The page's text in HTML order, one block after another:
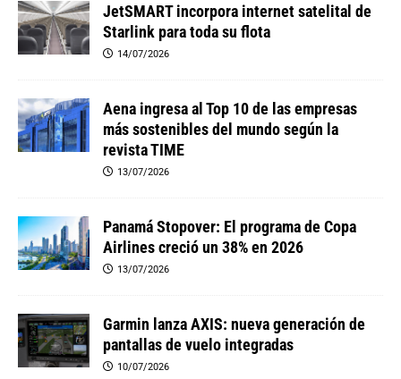
JetSMART incorpora internet satelital de
Starlink para toda su flota
14/07/2026
Aena ingresa al Top 10 de las empresas
más sostenibles del mundo según la
revista TIME
13/07/2026
Panamá Stopover: El programa de Copa
Airlines creció un 38% en 2026
13/07/2026
Garmin lanza AXIS: nueva generación de
pantallas de vuelo integradas
10/07/2026